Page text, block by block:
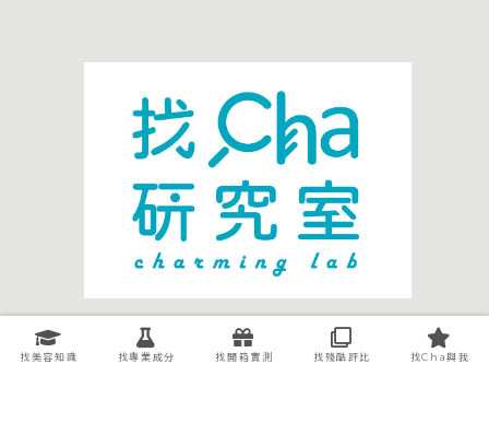
關於我們
廣告洽談
找美容知識 找專業成分 找開箱實測 找殘酷評比 找Cha與我